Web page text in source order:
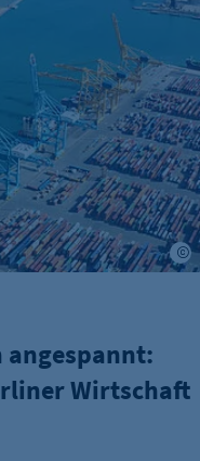
Wie der Iran-Krieg
angespannt:
Wirtschaft